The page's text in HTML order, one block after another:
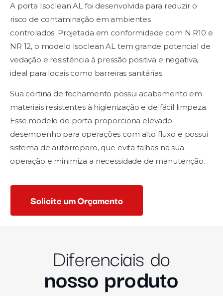
A porta Isoclean AL foi desenvolvida para reduzir o
risco de contaminação em ambientes
controlados. Projetada em conformidade com N R10 e
NR 12, o modelo Isoclean AL tem grande potencial de
vedação e resistência à pressão positiva e negativa,
ideal para locais como barreiras sanitárias.
Sua cortina de fechamento possui acabamento em
materiais resistentes à higienização e de fácil limpeza.
Esse modelo de porta proporciona elevado
desempenho para operações com alto fluxo e possui
sistema de autorreparo, que evita falhas na sua
operação e minimiza a necessidade de manutenção.
Solicite um Orçamento
Diferenciais do
nosso produto